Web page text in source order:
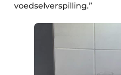
voedselverspilling.”